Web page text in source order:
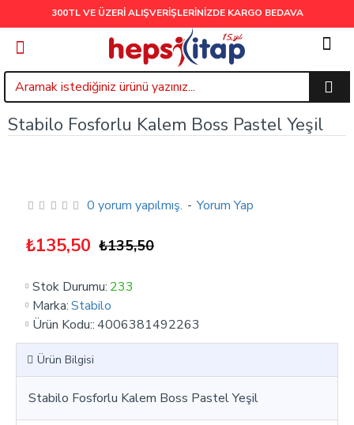
300TL VE ÜZERİ ALIŞVERİŞLERİNİZDE KARGO BEDAVA
Stabilo Fosforlu Kalem Boss Pastel Yeşil
Stok Durumu: 233
Marka:Stabilo
Ürün Kodu::4006381492263
0 yorum yapılmış. - Yorum Yap
₺135,50 ₺135,50
Ürün Bilgisi
Stabilo Fosforlu Kalem Boss Pastel Yeşil